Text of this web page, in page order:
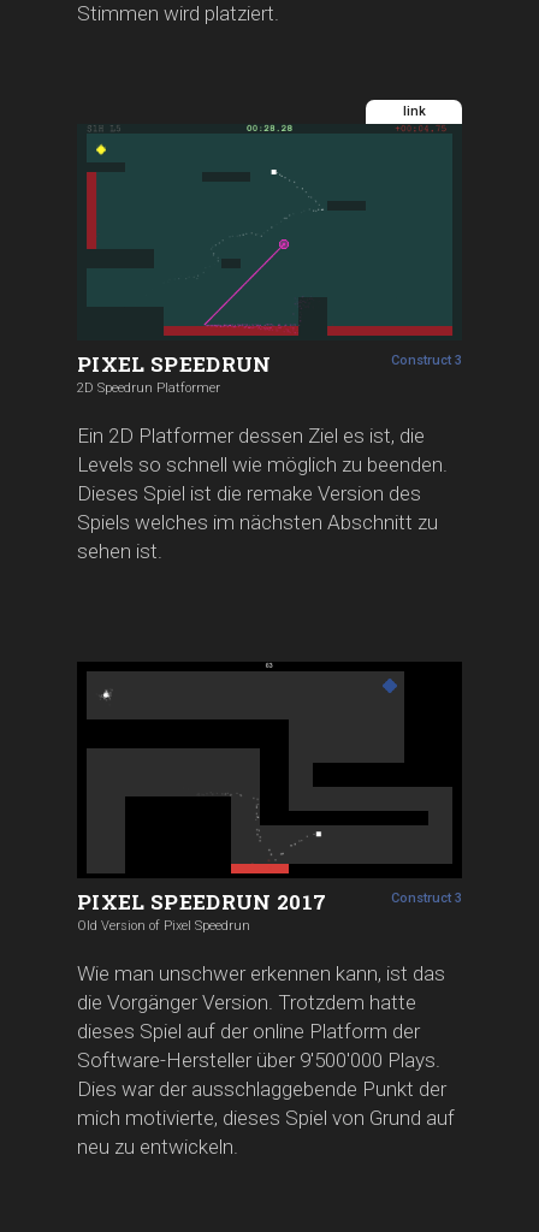
Stimmen wird platziert.
link
PIXEL SPEEDRUN
2D Speedrun Platformer
Construct 3
Ein 2D Platformer dessen Ziel es ist, die
Levels so schnell wie möglich zu beenden.
Dieses Spiel ist die remake Version des
Spiels welches im nächsten Abschnitt zu
sehen ist.
PIXEL SPEEDRUN 2017
Old Version of Pixel Speedrun
Construct 3
Wie man unschwer erkennen kann, ist das
die Vorgänger Version. Trotzdem hatte
dieses Spiel auf der online Platform der
Software-Hersteller über 9'500'000 Plays.
Dies war der ausschlaggebende Punkt der
mich motivierte, dieses Spiel von Grund auf
neu zu entwickeln.